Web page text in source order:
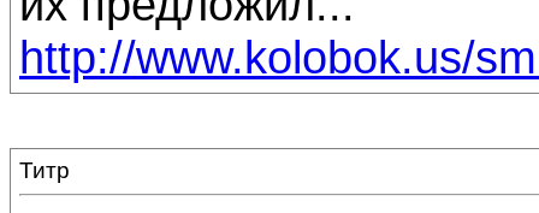
http://www.kolobok.us/
Титр